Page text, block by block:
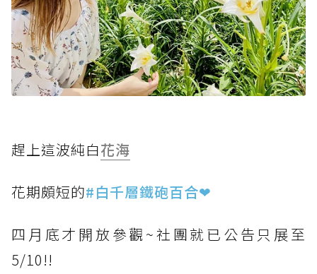
趕上這波純白花海
花期頗短的#白千層鐵砲百合❤
四月底才開放參觀~社團就已公告只展至
5/10!!